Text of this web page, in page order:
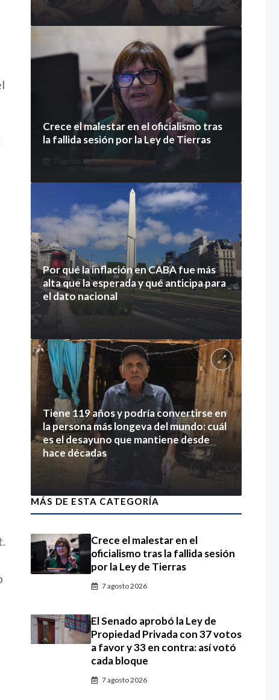
7 agosto 2026
Crece el malestar en el oficialismo tras
la fallida sesión por la Ley de Tierras
7 agosto 2026
Por qué la inflación en CABA fue más
alta que la esperada y qué anticipa para
el dato nacional
Tiene 119 años y podría convertirse en
la persona más longeva del mundo: cuál
es el desayuno que mantiene desde
hace décadas
7 agosto 2026
MÁS DE ESTA CATEGORÍA
Crece el malestar en el
oficialismo tras la fallida sesión
por la Ley de Tierras
7 agosto 2026
El Senado aprobó la Ley de
Propiedad Privada con 37 votos
a favor y 33 en contra: así votó
cada bloque
7 agosto 2026